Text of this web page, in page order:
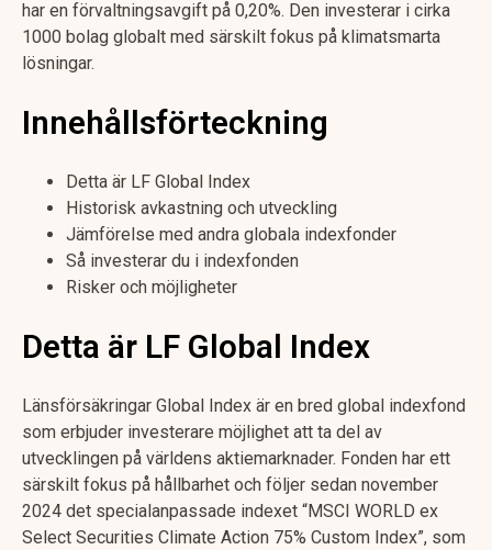
har en förvaltningsavgift på 0,20%. Den investerar i cirka
1000 bolag globalt med särskilt fokus på klimatsmarta
lösningar.
Innehållsförteckning
Detta är LF Global Index
Historisk avkastning och utveckling
Jämförelse med andra globala indexfonder
Så investerar du i indexfonden
Risker och möjligheter
Detta är LF Global Index
Länsförsäkringar Global Index är en bred global indexfond
som erbjuder investerare möjlighet att ta del av
utvecklingen på världens aktiemarknader. Fonden har ett
särskilt fokus på hållbarhet och följer sedan november
2024 det specialanpassade indexet “MSCI WORLD ex
Select Securities Climate Action 75% Custom Index”, som